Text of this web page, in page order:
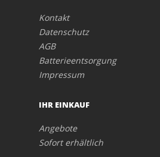
Kontakt
Datenschutz
AGB
Batterieentsorgung
Impressum
IHR EINKAUF
Angebote
Sofort erhältlich